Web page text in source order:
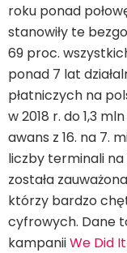
roku ponad
stanowiły te
69 proc.
ponad 7 lat
płatniczych na
w 2018 r. do 1,3
awans z 16. na 7.
liczby terminali na
została
którzy bardzo
cyfrowych. Dane
kampaniiWe Did